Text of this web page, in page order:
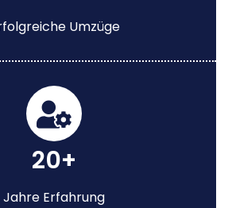
Umzüge
20+
Jahre Erfahrung